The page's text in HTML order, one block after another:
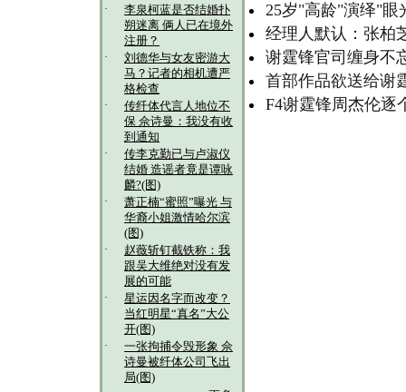
·
李泉柯蓝是否结婚扑
朔迷离 俩人已在境外
注册？
·
刘德华与女友密游大
马？记者的相机遭严
格检查
·
传纤体代言人地位不
保 佘诗曼：我没有收
到通知
·
传李克勤已与卢淑仪
结婚 造谣者竟是谭咏
麟?(图)
·
萧正楠“蜜照”曝光 与
华裔小姐激情哈尔滨
(图)
·
赵薇斩钉截铁称：我
跟吴大维绝对没有发
展的可能
·
星运因名字而改变？
当红明星“真名”大公
开(图)
·
一张拘捕令毁形象 佘
诗曼被纤体公司飞出
局(图)
25岁"高龄"演绎"眼
经理人默认：张柏
谢霆锋官司缠身不
首部作品欲送给谢
F4谢霆锋周杰伦